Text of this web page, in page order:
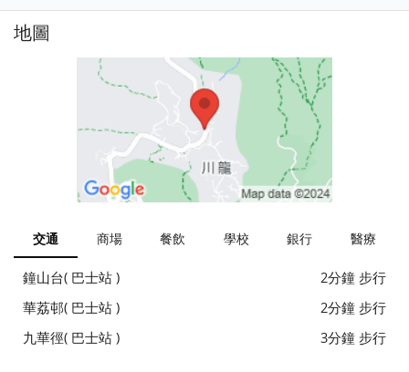
地圖
交通 商場 餐飲 學校 銀行 醫療
鐘山台( 巴士站 )
2分鐘 步行
華荔邨( 巴士站 )
2分鐘 步行
九華徑( 巴士站 )
3分鐘 步行